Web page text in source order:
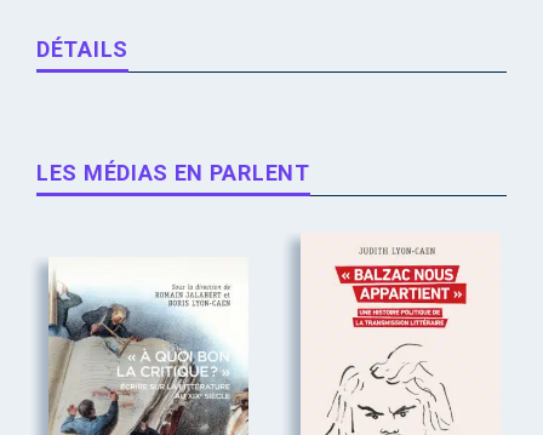
DÉTAILS
LES MÉDIAS EN PARLENT